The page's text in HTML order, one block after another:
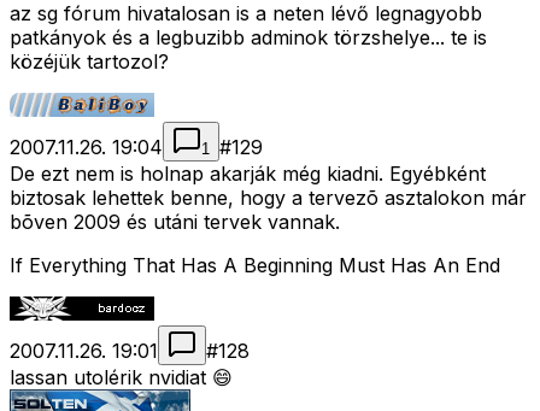
az sg fórum hivatalosan is a neten lévő legnagyobb
patkányok és a legbuzibb adminok törzshelye... te is
közéjük tartozol?
2007.11.26. 19:04 1 #129
De ezt nem is holnap akarják még kiadni. Egyébként
biztosak lehettek benne, hogy a tervezõ asztalokon már
bõven 2009 és utáni tervek vannak.
If Everything That Has A Beginning Must Has An End
2007.11.26. 19:01 #128
lassan utolérik nvidiat 😄